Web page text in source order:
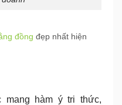
đồng đẹp nhất hiện
mang hàm ý tri thức,